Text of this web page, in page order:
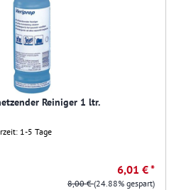
Reiniger 1 ltr.
1-5 Tage
6,01 € *
8,00 €(24.88% gespart)